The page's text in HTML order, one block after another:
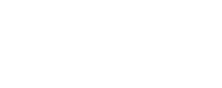
миллионы женщин по всему миру, которые ценят